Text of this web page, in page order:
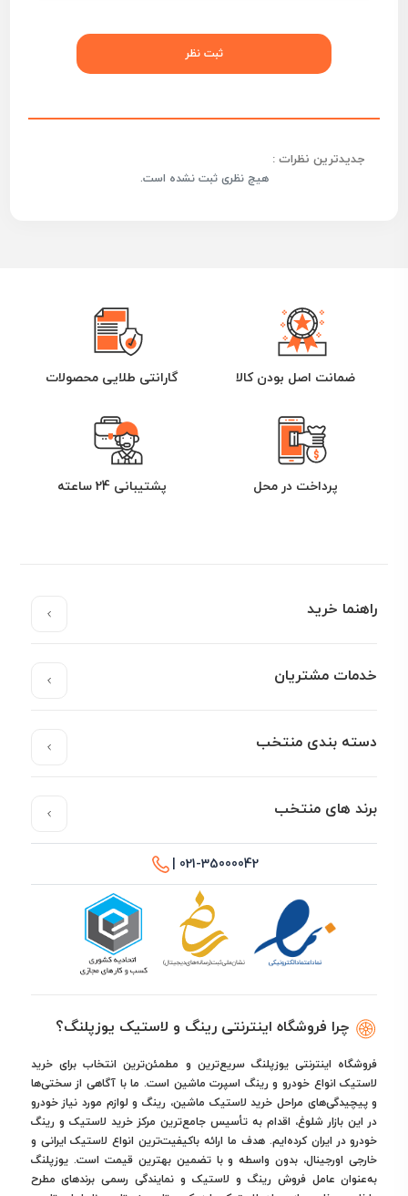
جدیدترین نظرات :
هیچ نظری ثبت نشده است.
ضمانت اصل بودن کالا گارانتی طلایی محصولات
پرداخت در محل پشتیبانی 24 ساعته
راهنما خرید
خدمات مشتریان
دسته بندی منتخب
برند های منتخب
021-35000042 |
چرا فروشگاه اینترنتی رینگ و لاستیک یوزپلنگ؟
فروشگاه اینترنتی یوزپلنگ سریع‌ترین و مطمئن‌ترین انتخاب برای خرید
لاستیک انواع خودرو و رینگ اسپرت ماشین است. ما با آگاهی از سختی‌ها
و پیچیدگی‌های مراحل خرید لاستیک ماشین، رینگ و لوازم مورد نیاز خودرو
در این بازار شلوغ، اقدام به تأسیس جامع‌ترین مرکز خرید لاستیک و رینگ
خودرو در ایران کرده‌ایم. هدف ما ارائه باکیفیت‌ترین انواع لاستیک ایرانی و
خارجی اورجینال، بدون واسطه و با تضمین بهترین قیمت است. یوزپلنگ
به‌عنوان عامل فروش رینگ و لاستیک و نمایندگی رسمی برندهای مطرح